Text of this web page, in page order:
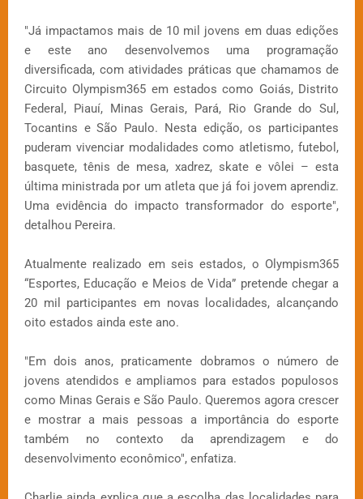
"Já impactamos mais de 10 mil jovens em duas edições
e este ano desenvolvemos uma programação
diversificada, com atividades práticas que chamamos de
Circuito Olympism365 em estados como Goiás, Distrito
Federal, Piauí, Minas Gerais, Pará, Rio Grande do Sul,
Tocantins e São Paulo. Nesta edição, os participantes
puderam vivenciar modalidades como atletismo, futebol,
basquete, tênis de mesa, xadrez, skate e vôlei – esta
última ministrada por um atleta que já foi jovem aprendiz.
Uma evidência do impacto transformador do esporte",
detalhou Pereira.
Atualmente realizado em seis estados, o Olympism365
“Esportes, Educação e Meios de Vida” pretende chegar a
20 mil participantes em novas localidades, alcançando
oito estados ainda este ano.
"Em dois anos, praticamente dobramos o número de
jovens atendidos e ampliamos para estados populosos
como Minas Gerais e São Paulo. Queremos agora crescer
e mostrar a mais pessoas a importância do esporte
também no contexto da aprendizagem e do
desenvolvimento econômico", enfatiza.